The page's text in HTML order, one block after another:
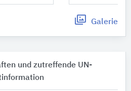
Galerie
und zutreffende UN-